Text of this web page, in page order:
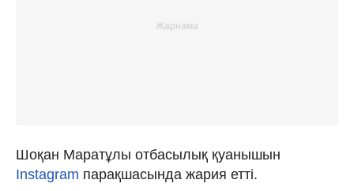
Шоқан Маратұлы отбасылық қуанышын
Instagram парақшасында жария етті.